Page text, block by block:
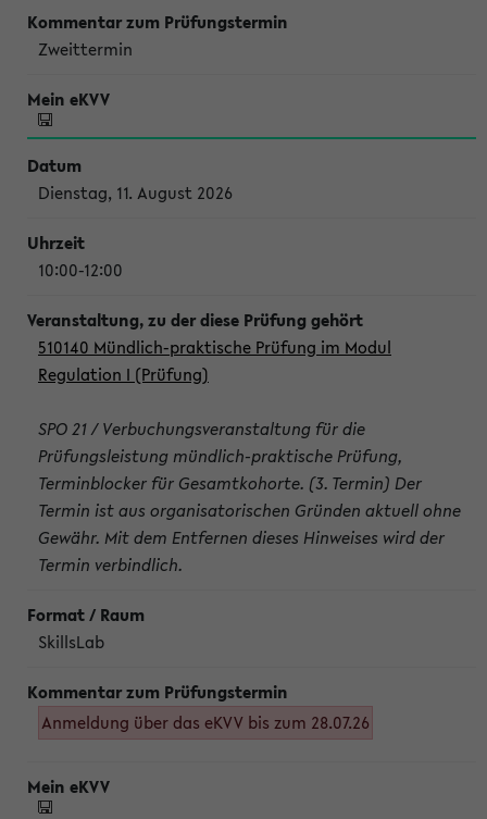
Zweittermin
Dienstag, 11. August 2026
10:00-12:00
510140 Mündlich-praktische Prüfung im Modul
Regulation I (Prüfung)
SPO 21 / Verbuchungsveranstaltung für die
Prüfungsleistung mündlich-praktische Prüfung,
Terminblocker für Gesamtkohorte. (3. Termin) Der
Termin ist aus organisatorischen Gründen aktuell ohne
Gewähr. Mit dem Entfernen dieses Hinweises wird der
Termin verbindlich.
SkillsLab
Anmeldung über das eKVV bis zum 28.07.26